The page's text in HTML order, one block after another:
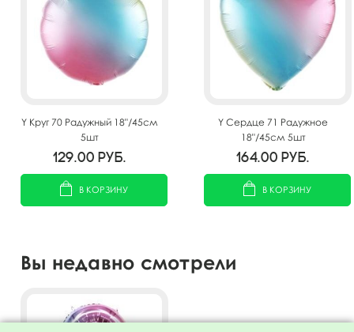
Y Круг 70 Радужный 18"/45см
5шт
129.00 руб.
В КОРЗИНУ
Y Сердце 71 Радужное
18"/45см 5шт
164.00 руб.
В КОРЗИНУ
Вы недавно смотрели